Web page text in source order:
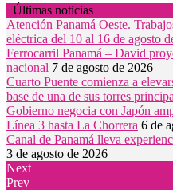
Últimas noticias
Atención Panamá Oeste.
eléctrica del 10 al 16 de agosto
Ferrocarril Panamá – David
nacional 7 de agosto de 2026
Cuarto Puente comienza a
base de una de sus torres
Gobierno negocia con Japón
Línea 3 hasta La Chorrera 6 de
Canal de Panamá lleva
3 de agosto de 2026
Next
Prev